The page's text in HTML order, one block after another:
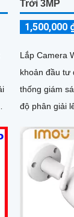
Trời 3MP
1,500,000
Lắp Camera
khoản đầu tư
thống giám
độ phân giải